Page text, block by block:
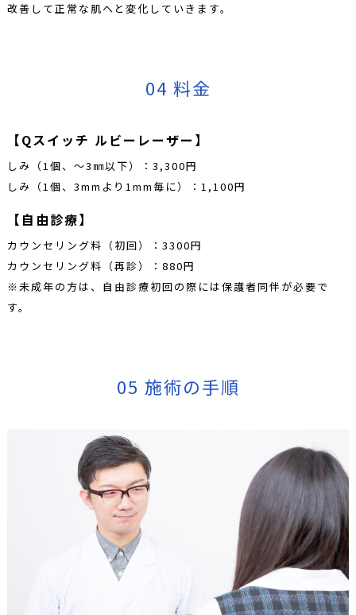
改善して正常な肌へと変化していきます。
04 料金
【Qスイッチ ルビーレーザー】
しみ（1個、～3㎜以下）：3,300円
しみ（1個、3mmより1mm毎に）：1,100円
【自由診療】
カウンセリング料（初回）：3300円
カウンセリング料（再診）：880円
※未成年の方は、自由診療初回の際には保護者同伴が必要で
す。
05 施術の手順